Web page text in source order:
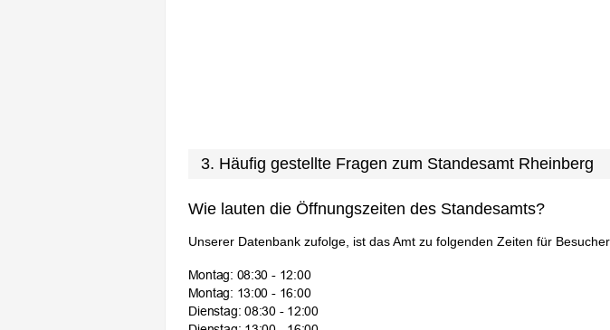
3. Häufig gestellte Fragen zum Standesamt Rheinberg
Wie lauten die Öffnungszeiten des Standesamts?
Unserer Datenbank zufolge, ist das Amt zu folgenden Zeiten für